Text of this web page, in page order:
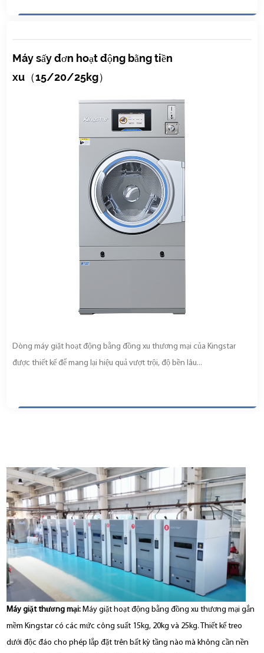
Máy sấy đơn hoạt động bằng tiền
xu（15/20/25kg）
Dòng máy giặt hoạt động bằng đồng xu thương mại của Kingstar
được thiết kế để mang lại hiệu quả vượt trội, độ bền lâu...
Máy giặt thương mại: Máy giặt hoạt động bằng đồng xu thương mại gắn
mềm Kingstar có các mức công suất 15kg, 20kg và 25kg. Thiết kế treo
dưới độc đáo cho phép lắp đặt trên bất kỳ tầng nào mà không cần nền